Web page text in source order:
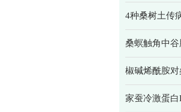
4种桑树土传
桑螟触角中
椒碱烯酰胺
家蚕冷激蛋白